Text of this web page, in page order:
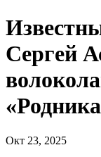
Сергей
Окт 23, 2025